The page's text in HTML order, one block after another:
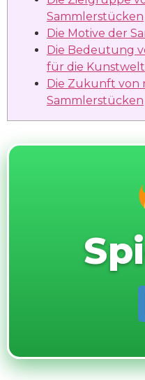
Sammlerstücken
Die Motive der
Die Bedeutung
für die Kunstwelt
Die Zukunft von
Sammlerstücken